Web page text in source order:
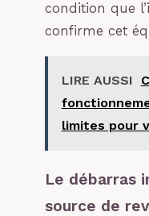
condition que
confirme cet
LIRE AUSSI
limites pour
Le débarras
source de